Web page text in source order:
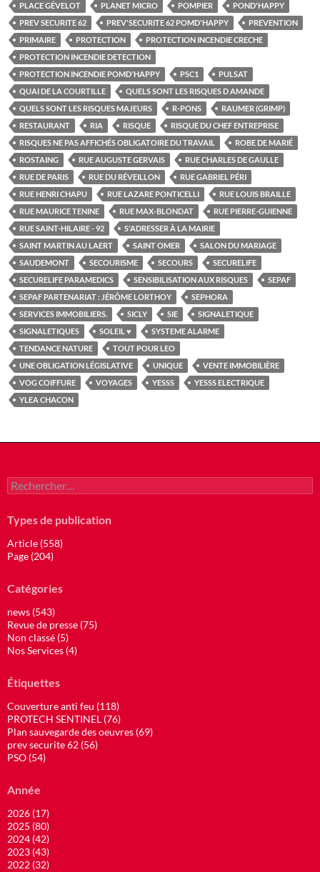
PLACE GÉVELOT
PLANET MICRO POMPIER
POND'HAPPY
PREV SECURITE 62
PREV'SECURITE 62 POMD'HAPPY
PREVENTION
PRIMAIRE
PROTECTION
PROTECTION INCENDIE CRECHE
PROTECTION INCENDIE DETECTION
PROTECTION INCENDIE POMD'HAPPY
PSC1
PULSAT
QUAI DE LA COURTILLE
QUELS SONT LES RISQUES D AMANDE
QUELS SONT LES RISQUES MAJEURS
R-PONS
RAUMER (GRIMP)
RESTAURANT
RIA RISQUE
RISQUE DU CHEF ENTREPRISE
RISQUES NE PAS AFFICHÉS OBLIGATOIRE DU TRAVAIL
ROBE DE MARIÉ
ROSTAING
RUE AUGUSTE GERVAIS
RUE CHARLES DE GAULLE
RUE DE PARIS
RUE DU RÉVEILLON
RUE GABRIEL PÉRI
RUE HENRI CHAPU
RUE LAZARE PONTICELLI
RUE LOUIS BRAILLE
RUE MAURICE TENINE
RUE MAX-BLONDAT
RUE PIERRE-GUIENNE
RUE SAINT-HILAIRE - 92
S'ADRESSER À LA MAIRIE
SAINT MARTIN AU LAERT
SAINT OMER
SALON DU MARIAGE
SAUDEMONT
SECOURISME SECOURS
SECURELIFE
SECURELIFE PARAMEDICS
SENSIBILISATION AUX RISQUES
SEPAF
SEPAF PARTENARIAT : JÉRÔME LORTHOY
SEPHORA
SERVICES IMMOBILIERS.
SICLY SIE
SIGNALETIQUE
SIGNALETIQUES
SOLEIL ♥
SYSTEME ALARME
TENDANCE NATURE
TOUT POUR LEO
UNE OBLIGATION LÉGISLATIVE
UNIQUE
VENTE IMMOBILIÈRE
VOG COIFFURE
VOYAGES YESSS
YESSS ELECTRIQUE
YLEA CHACON
Rechercher :
Types de publication
Article (558)
Page (204)
Catégories
news (543)
Revue de presse (75)
Non classé (5)
Nos Services (4)
Étiquettes
Couverture anti feu (118)
PROTECH SENTINEL (76)
Plan sauvegarde des oeuvres (69)
prev securite 62 (56)
PSO (54)
Année
2026 (17)
2025 (80)
2024 (42)
2023 (43)
2022 (32)